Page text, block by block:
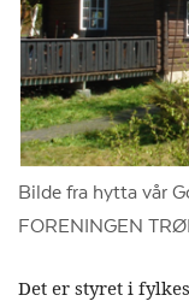
Bilde fra hytta vår
FORENINGEN
Det er styret i